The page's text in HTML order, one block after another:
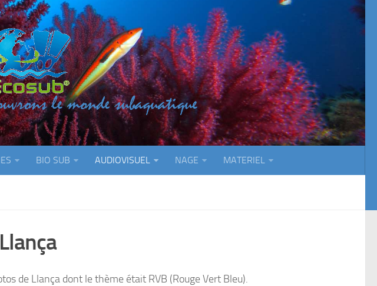
BIO SUB AUDIOVISUEL NAGE MATERIEL
de Llança dont le thème était RVB (Rouge Vert Bleu).